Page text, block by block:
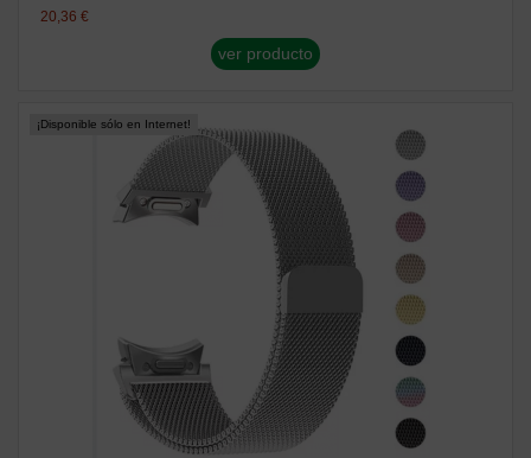
20,36 €
ver producto
¡Disponible sólo en Internet!